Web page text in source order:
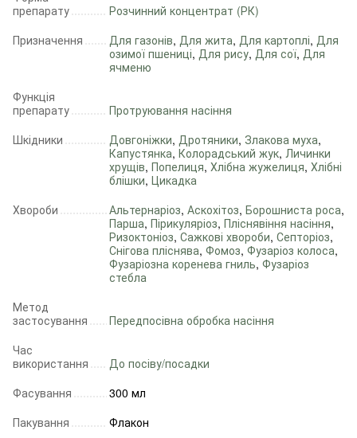
препарату
Розчинний концентрат (РК)
Призначення
Для газонів, Для жита, Для картоплі, Для
озимої пшениці, Для рису, Для сої, Для
ячменю
Функція
препарату
Протруювання насіння
Шкідники
Довгоніжки, Дротяники, Злакова муха,
Капустянка, Колорадський жук, Личинки
хрущів, Попелиця, Хлібна жужелиця, Хлібні
блішки, Цикадка
Хвороби
Альтернаріоз, Аскохітоз, Борошниста роса,
Парша, Пірикуляріоз, Пліснявіння насіння,
Ризоктоніоз, Сажкові хвороби, Септоріоз,
Снігова пліснява, Фомоз, Фузаріоз колоса,
Фузаріозна коренева гниль, Фузаріоз
стебла
Метод
застосування
Передпосівна обробка насіння
Час
використання
До посіву/посадки
Фасування
300 мл
Пакування
Флакон